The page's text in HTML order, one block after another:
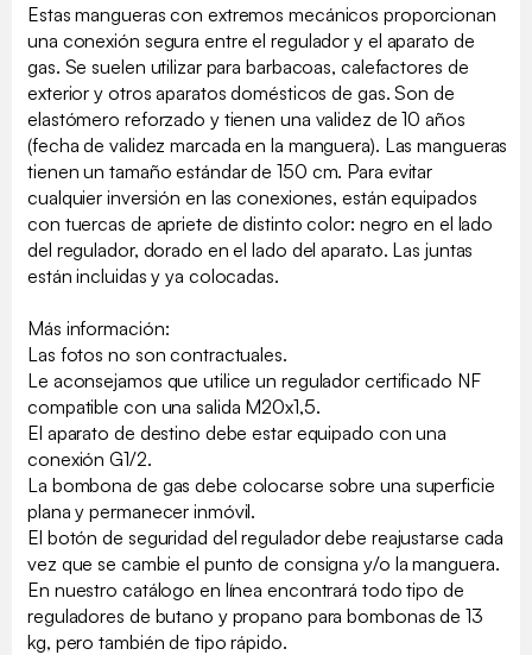
Estas mangueras con extremos mecánicos proporcionan
una conexión segura entre el regulador y el aparato de
gas. Se suelen utilizar para barbacoas, calefactores de
exterior y otros aparatos domésticos de gas. Son de
elastómero reforzado y tienen una validez de 10 años
(fecha de validez marcada en la manguera). Las mangueras
tienen un tamaño estándar de 150 cm. Para evitar
cualquier inversión en las conexiones, están equipados
con tuercas de apriete de distinto color: negro en el lado
del regulador, dorado en el lado del aparato. Las juntas
están incluidas y ya colocadas.
Más información:
Las fotos no son contractuales.
Le aconsejamos que utilice un regulador certificado NF
compatible con una salida M20x1,5.
El aparato de destino debe estar equipado con una
conexión G1/2.
La bombona de gas debe colocarse sobre una superficie
plana y permanecer inmóvil.
El botón de seguridad del regulador debe reajustarse cada
vez que se cambie el punto de consigna y/o la manguera.
En nuestro catálogo en línea encontrará todo tipo de
reguladores de butano y propano para bombonas de 13
kg, pero también de tipo rápido.